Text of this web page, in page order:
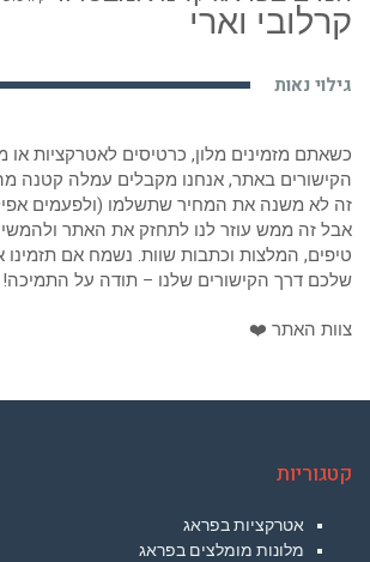
קרלובי וארי
גילוי נאות
כשאתם מזמינים מלון, כרטיסים לאטרקציות או
הקישורים באתר, אנחנו מקבלים עמלה קטנה
זה לא משנה את המחיר שתשלמו (ולפעמים
אבל זה ממש עוזר לנו לתחזק את האתר
טיפים, המלצות וכתבות שוות. נשמח אם
שלכם דרך הקישורים שלנו – תודה על התמיכה!
צוות האתר ❤️
קטגוריות
אטרקציות בפראג
מלונות מומלצים בפראג